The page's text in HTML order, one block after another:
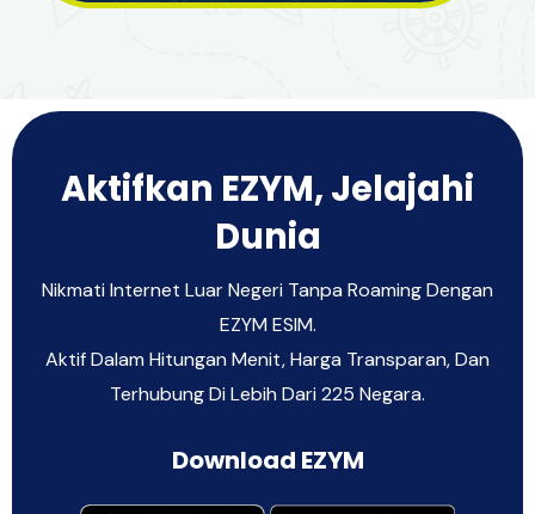
Aktifkan EZYM, Jelajahi
Dunia
Nikmati Internet Luar Negeri Tanpa Roaming Dengan
EZYM ESIM.
Aktif Dalam Hitungan Menit, Harga Transparan, Dan
Terhubung Di Lebih Dari 225 Negara.
Download EZYM